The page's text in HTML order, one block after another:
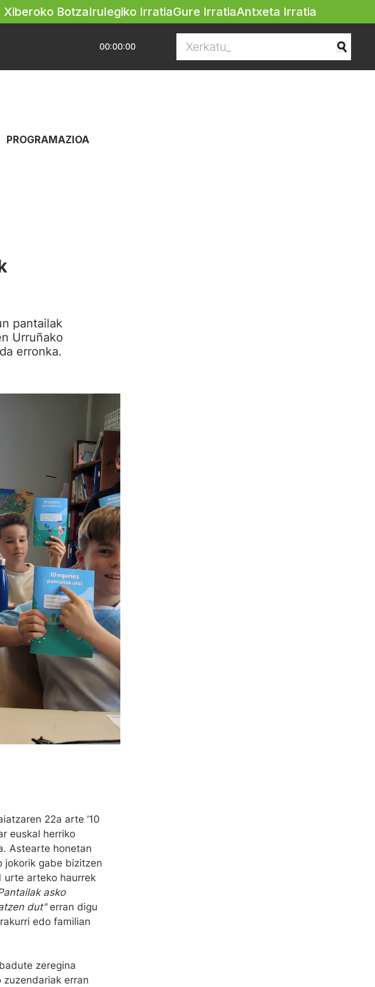
Xiberoko BotzaIrulegiko IrratiaGure IrratiaAntxeta Irratia
00:00:00
PROGRAMAZIOA
pantailak
Urruñako
erronka.
22a arte ’10
euskal herriko
Astearte honetan
jokorik gabe bizitzen
urte arteko haurrek
asko
dut"erran digu
edo familian
zeregina
erran